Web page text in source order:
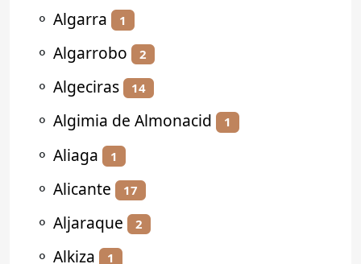
⚬ Algarra 1
⚬ Algarrobo 2
⚬ Algeciras 14
⚬ Algimia de Almonacid 1
⚬ Aliaga 1
⚬ Alicante 17
⚬ Aljaraque 2
⚬ Alkiza 1